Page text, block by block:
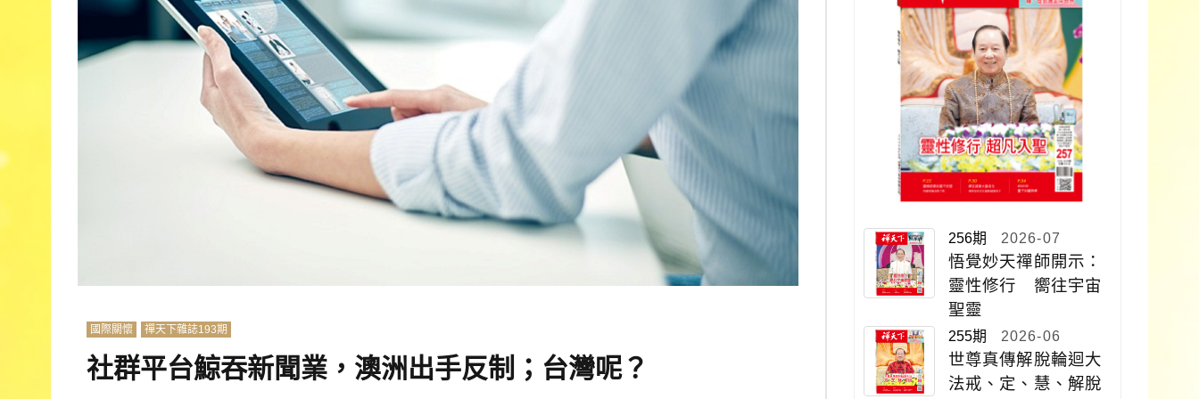
國際關懷 禪天下雜誌193期
社群平台鯨吞新聞業，澳洲出手反制；台灣呢？
256期 2026-07
悟覺妙天禪師開示：
靈性修行 嚮往宇宙
聖靈
255期 2026-06
世尊真傳解脫輪迴大
法戒、定、慧、解脫